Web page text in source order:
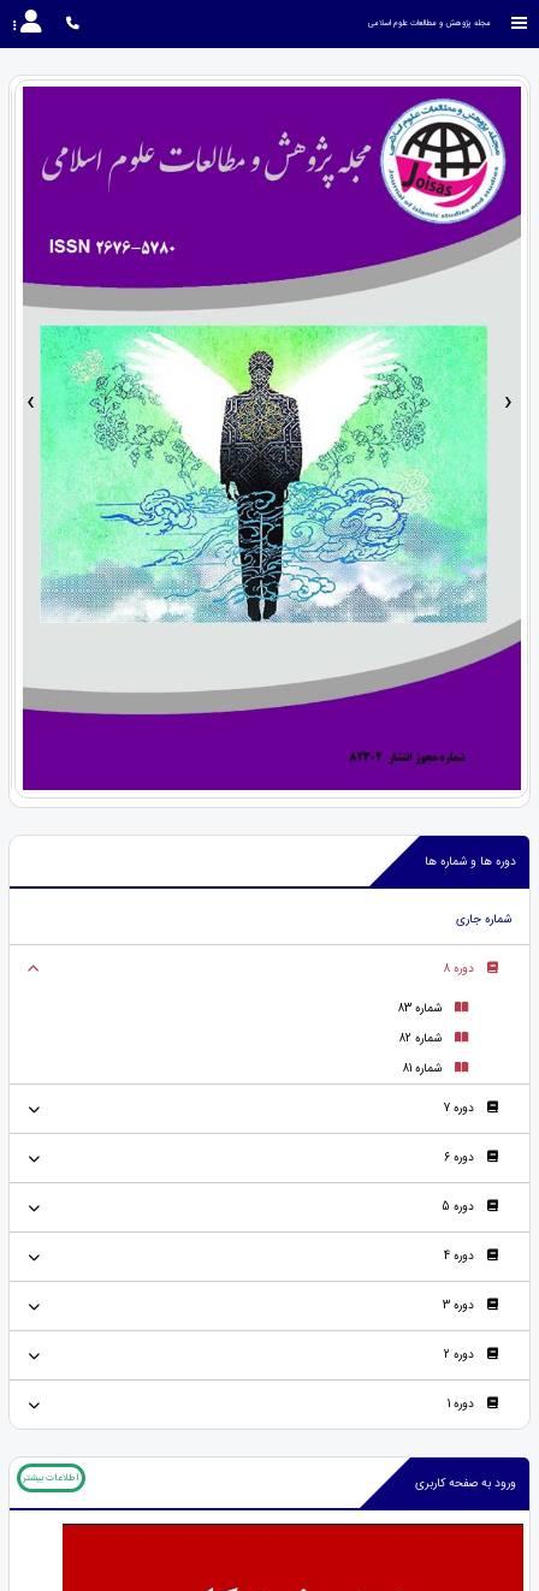
مجله پژوهش و مطالعات علوم اسلامی
› ‹
دوره ها و شماره ها
شماره جاری
دوره 8
شماره 83
شماره 82
شماره 81
دوره 7
دوره 6
دوره 5
دوره 4
دوره 3
دوره 2
دوره 1
ورود به صفحه کاربری اطلاعات بیشتر